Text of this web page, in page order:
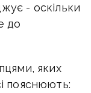
- оскільки
до
яких
пояснюють: